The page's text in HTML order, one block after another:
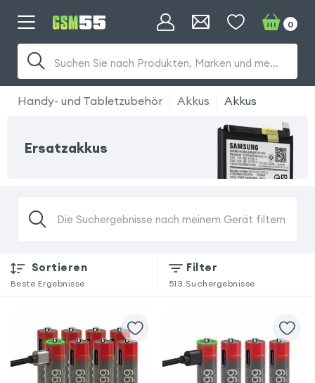
Suchen Sie nach Produkten, Marken und mehr...
0
Handy- und Tabletzubehör Akkus Akkus
Ersatzakkus
Die Suchergebnisse nach meinem Gerät filtern
Sortieren
Beste Ergebnisse
Filter
513 Suchergebnisse